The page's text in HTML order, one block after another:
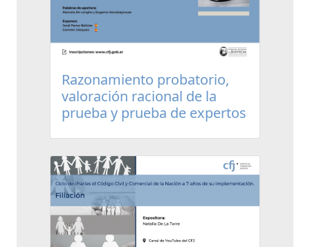
Razonamiento probatorio,
valoración racional de la
prueba y prueba de expertos